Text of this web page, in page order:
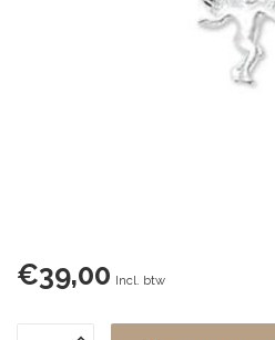
€39,00 Incl. btw